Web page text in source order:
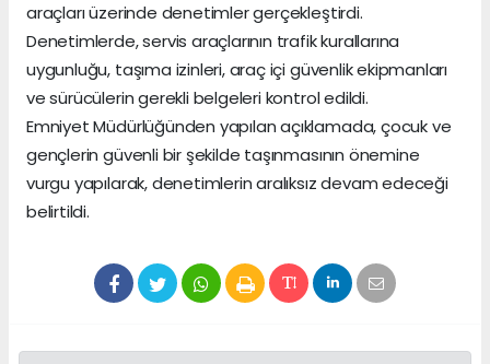
araçları üzerinde denetimler gerçekleştirdi.
Denetimlerde, servis araçlarının trafik kurallarına
uygunluğu, taşıma izinleri, araç içi güvenlik ekipmanları
ve sürücülerin gerekli belgeleri kontrol edildi.
Emniyet Müdürlüğünden yapılan açıklamada, çocuk ve
gençlerin güvenli bir şekilde taşınmasının önemine
vurgu yapılarak, denetimlerin aralıksız devam edeceği
belirtildi.